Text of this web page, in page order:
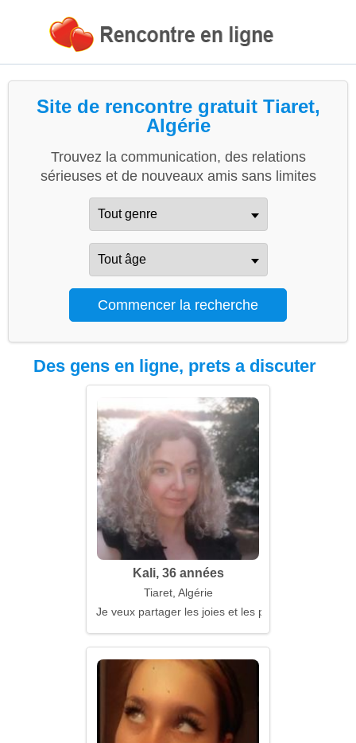
Site de rencontre gratuit Tiaret,
Algérie
Trouvez la communication, des relations
sérieuses et de nouveaux amis sans limites
Des gens en ligne, prets a discuter
Kali, 36 années
Tiaret, Algérie
Je veux partager les joies et les peines ensemble